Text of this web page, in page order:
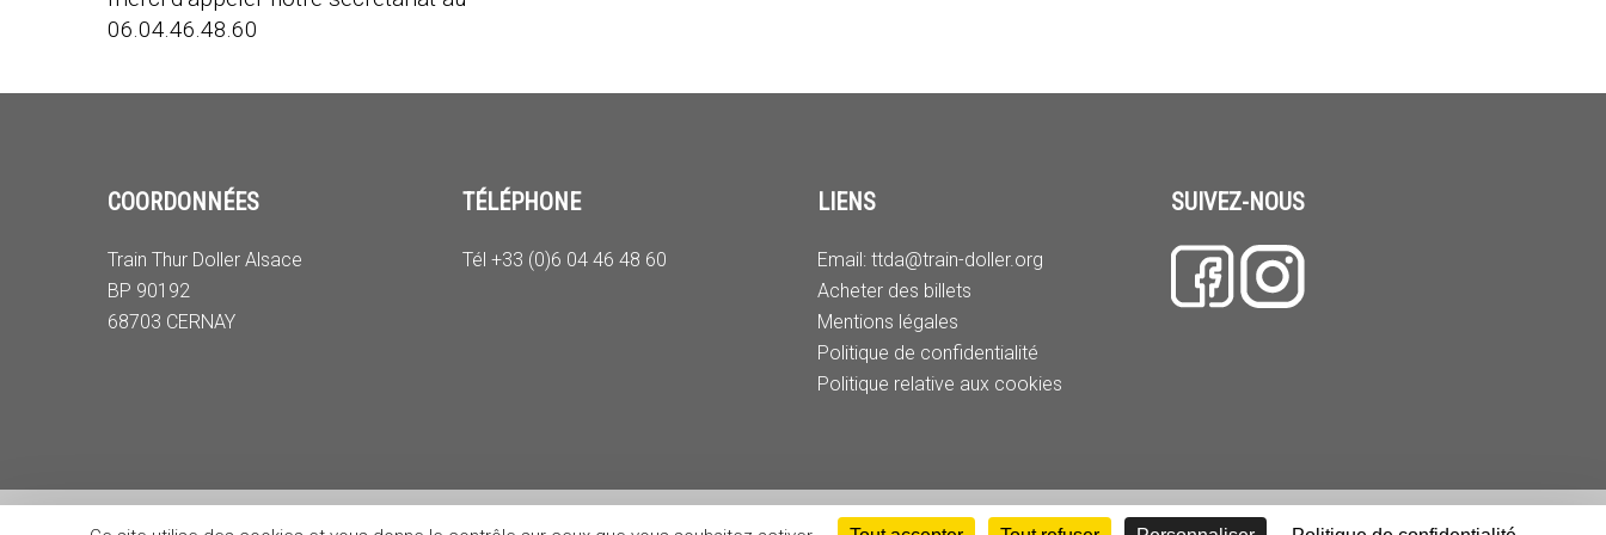
06.04.46.48.60
COORDONNÉES
Train Thur Doller Alsace
BP 90192
68703 CERNAY
TÉLÉPHONE
Tél +33 (0)6 04 46 48 60
LIENS
Email: ttda@train-doller.org
Acheter des billets
Mentions légales
Politique de confidentialité
Politique relative aux cookies
SUIVEZ-NOUS
© 2026 Train Thur Doller Alsace. facebookinstagram